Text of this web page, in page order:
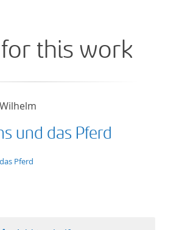
this work
und das Pferd
Pferd